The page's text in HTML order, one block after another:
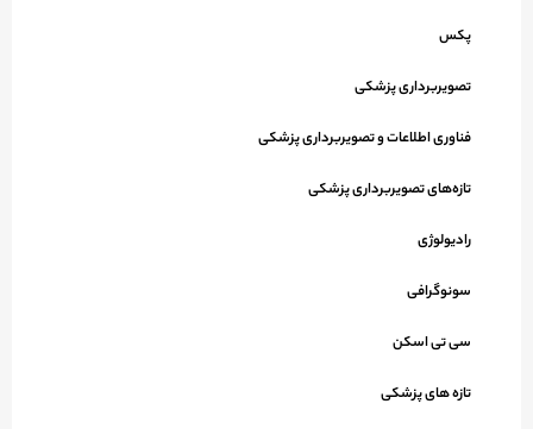
پکس
تصویربرداری پزشکی
فناوری اطلاعات و تصویربرداری پزشکی
تازه‌های تصویربرداری پزشکی
رادیولوژی
سونوگرافی
سی تی اسکن
تازه های پزشکی